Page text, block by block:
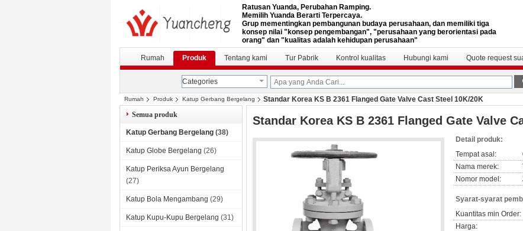
Ratusan Yuanda, Perubahan Ramping.
Memilih Yuanda Berarti Terpercaya.
Grup mementingkan pembangunan budaya perusahaan, dan memiliki tiga
konsep nilai "konsep pengembangan", "perusahaan yang berorientasi pada
orang" dan "kualitas adalah kehidupan perusahaan"
Rumah Produk Tentang kami Tur Pabrik Kontrol kualitas Hubungi kami Quote request
Categories
Rumah Produk Katup Gerbang Bergelang
Standar Korea KS B 2361 Flanged Gate Valve Cast Steel 10K/20K
Semua produk
Katup Gerbang Bergelang (38)
Katup Globe Bergelang (26)
Katup Periksa Ayun Bergelang
(27)
Katup Bola Mengambang (29)
Katup Kupu-Kupu Bergelang (31)
Standar Korea KS B 2361 Flanged Gate Valve
Detail produk:
Tempat asal:
Nama merek:
Nomor model:
Syarat-syarat
Kuantitas min Order:
Harga: